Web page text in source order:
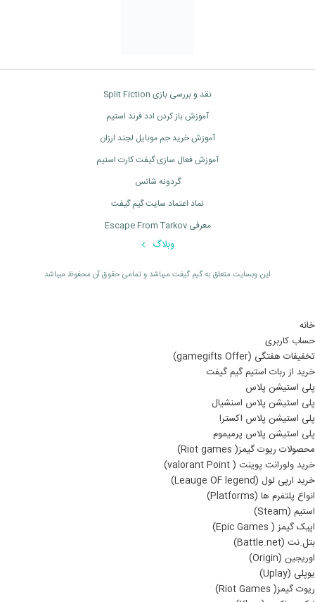
نقد و بررسی بازی Split Fiction
آموزش باز کردن ادد فرند استیم
آموزش خرید جم موبایل لجند ارزان
آموزش فعال سازی گیفت کارت استیم
گردونه شانس
نماد اعتماد سایت گیم گیفت
معرفی Escape From Tarkov
وبلاگ
اين وبسايت متعلق به گیم گیفت ميباشد و تمامی حقوق آن محفوظ ميباشد
خانه
حساب کاربری
تخفیفات هفتگی (gamegifts Offer)
خرید از ربات استیم گیم گیفت
پلی استیشن پلاس
پلی استیشن پلاس اسنشیال
پلی استیشن پلاس اکسترا
پلی استیشن پلاس پرمیموم
محصولات ریوت گیمز( Riot games)
خرید ولورانت پوینت ( valorant Point)
خرید ارپی لول (Leauge OF legend)
انواع پلتفرم ها (Platforms)
استیم (Steam)
اپیک گیمز ( Epic Games)
بتل.نت (Battle.net)
اوریجین (Origin)
یوپلی (Uplay)
ریوت گیمز( Riot Games)